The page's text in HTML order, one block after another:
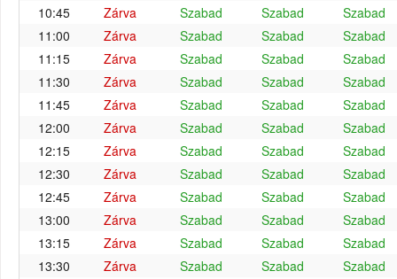
10:45
Zárva Szabad Szabad
Szabad
11:00
Zárva Szabad Szabad
Szabad
11:15
Zárva Szabad Szabad
Szabad
11:30
Zárva Szabad Szabad
Szabad
11:45
Zárva Szabad Szabad
Szabad
12:00
Zárva Szabad Szabad
Szabad
12:15
Zárva Szabad Szabad
Szabad
12:30
Zárva Szabad Szabad
Szabad
12:45
Zárva Szabad Szabad
Szabad
13:00
Zárva Szabad Szabad
Szabad
13:15
Zárva Szabad Szabad
Szabad
13:30
Zárva Szabad Szabad
Szabad